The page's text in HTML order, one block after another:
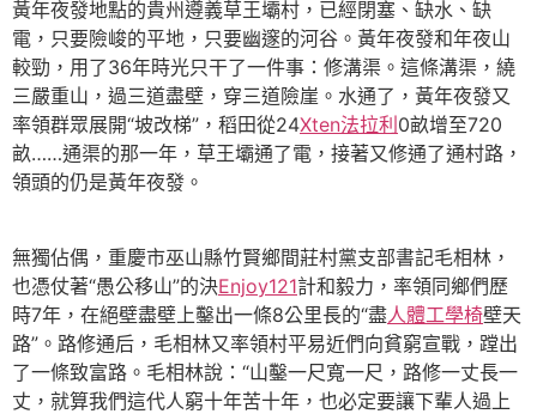
黃年夜發地點的貴州遵義草王壩村，已經閉塞、缺水、缺
電，只要險峻的平地，只要幽邃的河谷。黃年夜發和年夜山
較勁，用了36年時光只干了一件事：修溝渠。這條溝渠，繞
三嚴重山，過三道盡壁，穿三道險崖。水通了，黃年夜發又
率領群眾展開“坡改梯”，稻田從24Xten法拉利 0畝增至720
畝……通渠的那一年，草王壩通了電，接著又修通了通村路，
領頭的仍是黃年夜發。
無獨佔偶，重慶市巫山縣竹賢鄉間莊村黨支部書記毛相林，
也憑仗著“愚公移山”的決Enjoy121計和毅力，率領同鄉們歷
時7年，在絕壁盡壁上鑿出一條8公里長的“盡人體工學椅壁天
路”。路修通后，毛相林又率領村平易近們向貧窮宣戰，蹚出
了一條致富路。毛相林說：“山鑿一尺寬一尺，路修一丈長一
丈，就算我們這代人窮十年苦十年，也必定要讓下輩人過上